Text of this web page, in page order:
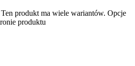
Ten produkt ma wiele wariantów. Opcje
produktu